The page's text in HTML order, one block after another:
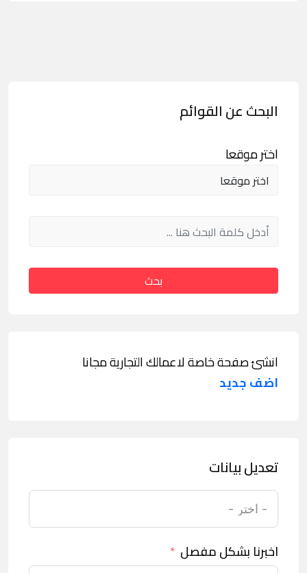
البحث عن القوائم
اختر موقعا
بحث
انشئ صفحة خاصة لاعمالك التجارية مجانا
اضف جديد
تعديل بيانات
اخبرنا بشكل مفصل